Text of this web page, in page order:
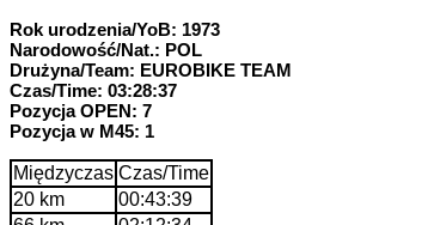
Rok urodzenia/YoB: 1973
Narodowość/Nat.: POL
Drużyna/Team: EUROBIKE TEAM
Czas/Time: 03:28:37
Pozycja OPEN: 7
Pozycja w M45: 1
Międzyczas Czas/Time
20 km
00:43:39